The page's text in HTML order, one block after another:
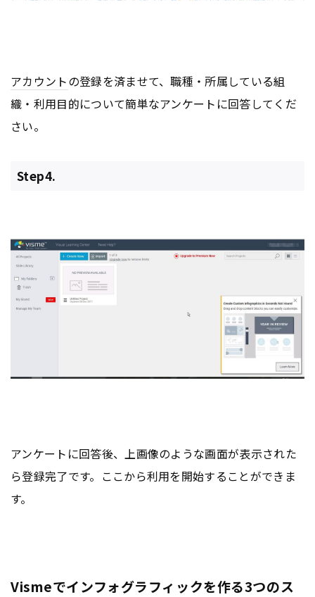
アカウントの登録を済ませて、職種・所属している組
織・利用目的について簡単なアンケートに回答してくだ
さい。
Step4.
アンケートに回答後、上画像のような画面が表示された
ら登録完了です。ここから利用を開始することができま
す。
Vismeでインフォグラフィックを作る3つのス